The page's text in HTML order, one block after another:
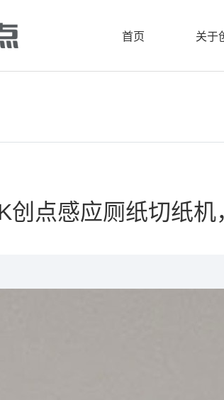
首页 关于
创点感应厕纸切纸